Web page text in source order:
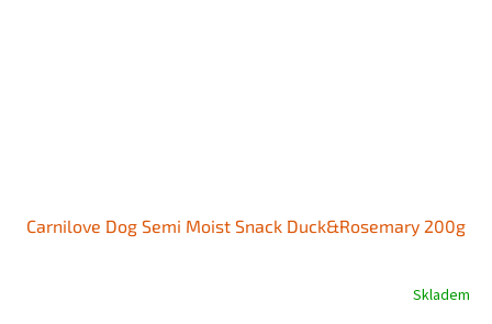
Carnilove Dog Semi Moist Snack Duck&Rosemary 200g
Skladem